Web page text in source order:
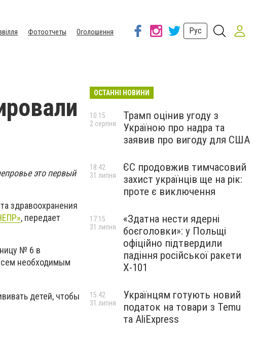
Фотоотчеты
Оголошення
Рус
это первый
здравоохранения
, передает
№ 6 в
необходимым
детей, чтобы
ОСТАННІ НОВИНИ
Трамп оцінив угоду з
Україною про надра та
заявив про вигоду для США
10:15
2 серпня
ЄС продовжив тимчасовий
захист українців ще на рік:
проте є виключення
18:42
31 липня
«Здатна нести ядерні
боєголовки»: у Польщі
офіційно підтвердили
падіння російської ракети
Х-101
17:15
31 липня
Українцям готують новий
податок на товари з Temu
та AliExpress
15:42
31 липня